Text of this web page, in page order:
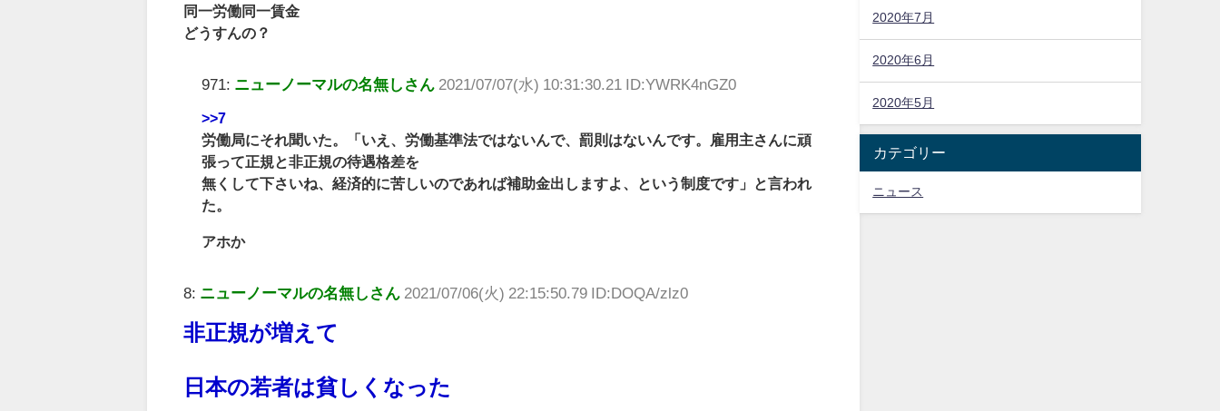
同一労働同一賃金
どうすんの？
971: ニューノーマルの名無しさん 2021/07/07(水) 10:31:30.21 ID:YWRK4nGZ0
>>7
労働局にそれ聞いた。「いえ、労働基準法ではないんで、罰則はないんです。雇用主さんに頑
張って正規と非正規の待遇格差を
無くして下さいね、経済的に苦しいのであれば補助金出しますよ、という制度です」と言われ
た。
アホか
8: ニューノーマルの名無しさん 2021/07/06(火) 22:15:50.79 ID:DOQA/zlz0
非正規が増えて
日本の若者は貧しくなった
2020年7月
2020年6月
2020年5月
カテゴリー
ニュース